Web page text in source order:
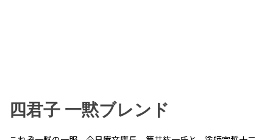
四君子 一黙ブレンド